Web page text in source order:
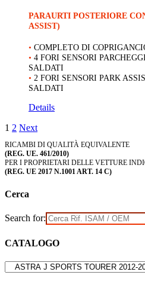
PARAURTI POSTERIORE
ASSIST)
• COMPLETO DI
• 4 FORI SENSORI
SALDATI
• 2 FORI SENSORI PARK
SALDATI
Details
1 2 Next
RICAMBI DI QUALITÀ EQUIVALENTE
(REG. UE. 461/2010)
PER I PROPRIETARI DELLE VETTURE
(REG. UE 2017 N.1001 ART. 14 C)
Cerca
Search for:
CATALOGO